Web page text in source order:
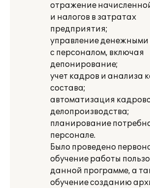
отражение
и налогов в затратах
предприятия;
управление денежными
с персоналом, включая
депонирование;
учет кадров и анализа
состава;
автоматизация
делопроизводства;
планирование
персонале.
Было проведено
обучение работы
данной программе, а
обучение созданию